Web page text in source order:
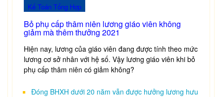
Kế Toán Tổng Hợp
Bỏ phụ cấp thâm niên lương giáo viên không
giảm mà thêm thưởng 2021
Hiện nay, lương của giáo viên đang được tính theo mức
lương cơ sở nhân với hệ số. Vậy lương giáo viên khi bỏ
phụ cấp thâm niên có giảm không?
Đóng BHXH dưới 20 năm vẫn được hưởng lương hưu